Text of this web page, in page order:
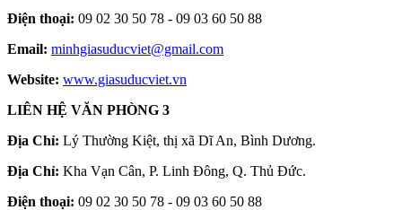
Điện thoại: 09 02 30 50 78 - 09 03 60 50 88
Email: minhgiasuducviet@gmail.com
Website: www.giasuducviet.vn
LIÊN HỆ VĂN PHÒNG 3
Địa Chỉ: Lý Thường Kiệt, thị xã Dĩ An, Bình Dương.
Địa Chỉ: Kha Vạn Cân, P. Linh Đông, Q. Thủ Đức.
Điện thoại: 09 02 30 50 78 - 09 03 60 50 88